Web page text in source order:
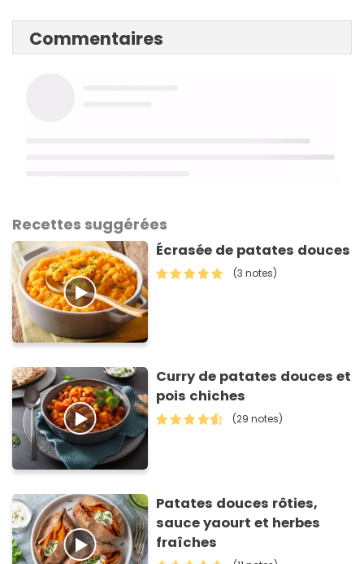
Commentaires
Recettes suggérées
Écrasée de patates douces
(3 notes)
Curry de patates douces et
pois chiches
(29 notes)
Patates douces rôties,
sauce yaourt et herbes
fraîches